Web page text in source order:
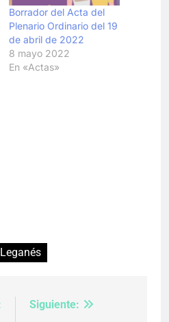
Borrador del Acta del
Plenario Ordinario del 19
de abril de 2022
8 mayo 2022
En «Actas»
Siguiente: